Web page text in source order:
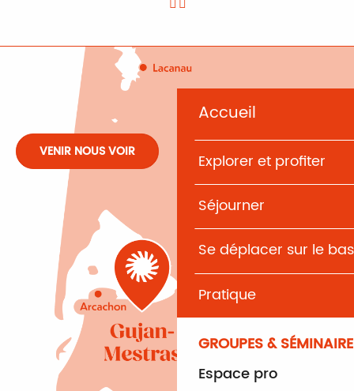
Accueil
Explorer et profiter
Séjourner
Se déplacer sur le
Pratique
GROUPES &
Espace pro
VENIR NOUS VOIR